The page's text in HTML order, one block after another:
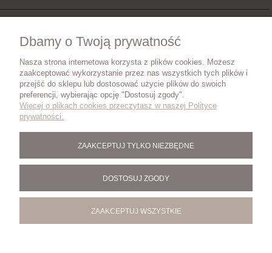
DOSTAWA
ZWROTY I REKLAMACJE
BLOG
Dbamy o Twoją prywatność
Nasza strona internetowa korzysta z plików cookies. Możesz
zaakceptować wykorzystanie przez nas wszystkich tych plików i
przejść do sklepu lub dostosować użycie plików do swoich
preferencji, wybierając opcję "Dostosuj zgody".
Więcej o plikach cookies przeczytasz w naszej Polityce
prywatności.
ZAAKCEPTUJ TYLKO NIEZBĘDNE
DOSTOSUJ ZGODY
ZAAKCEPTUJ WSZYSTKIE